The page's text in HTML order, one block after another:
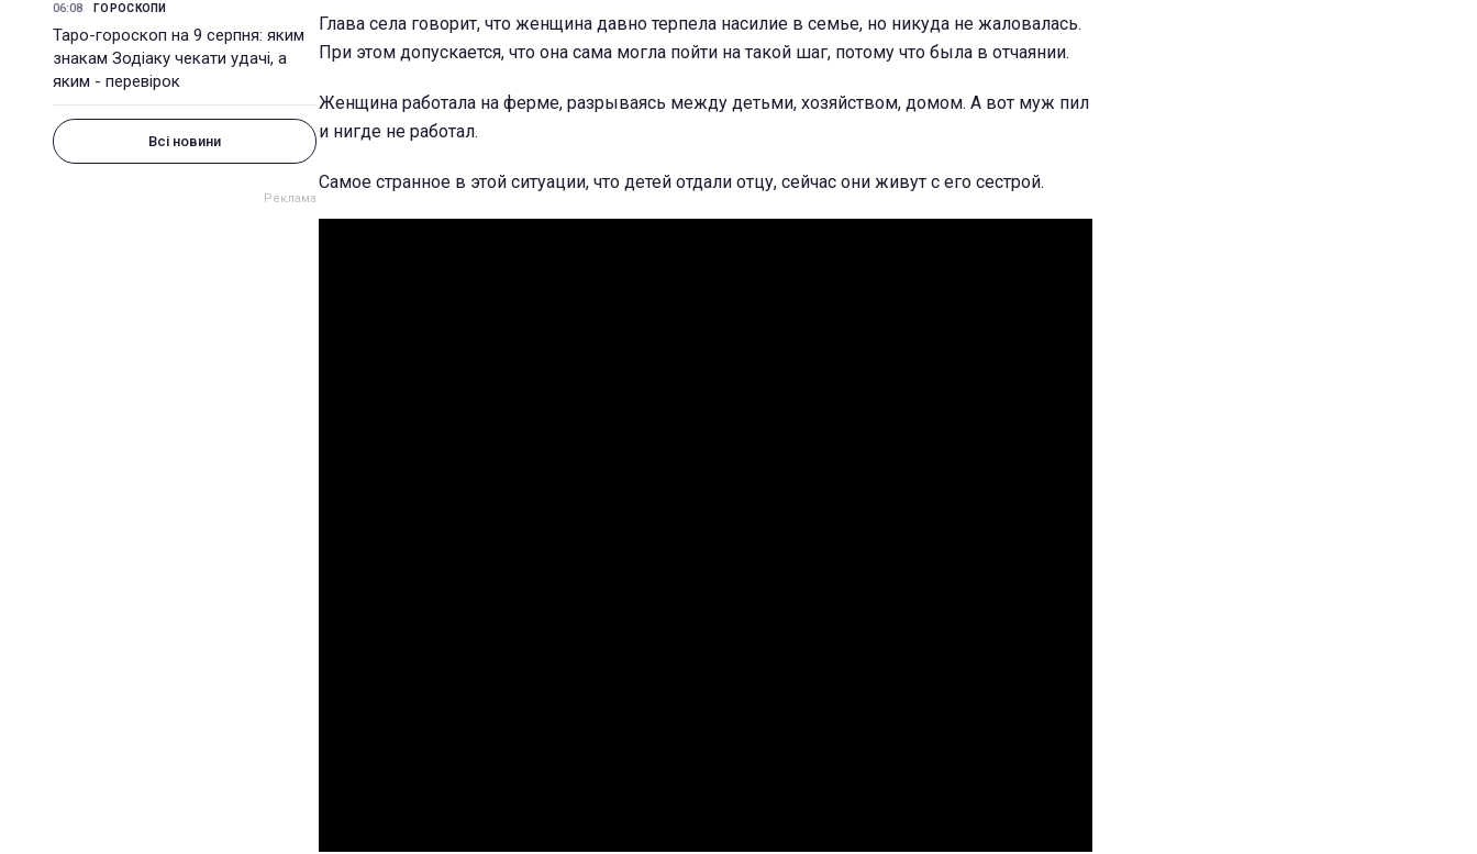
06:08 ГОРОСКОПИ
Таро-гороскоп на 9 серпня: яким
знакам Зодіаку чекати удачі, а
яким - перевірок
Всі новини
Глава села говорит, что женщина давно терпела насилие в семье, но никуда не жаловалась.
При этом допускается, что она сама могла пойти на такой шаг, потому что была в отчаянии.
Женщина работала на ферме, разрываясь между детьми, хозяйством, домом. А вот муж пил
и нигде не работал.
Самое странное в этой ситуации, что детей отдали отцу, сейчас они живут с его сестрой.